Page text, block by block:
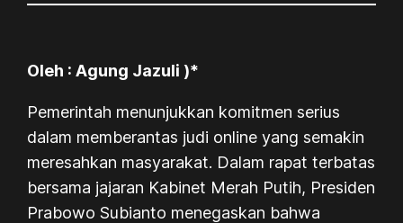
Oleh : Agung Jazuli )*
Pemerintah menunjukkan komitmen serius
dalam memberantas judi online yang semakin
meresahkan masyarakat. Dalam rapat terbatas
bersama jajaran Kabinet Merah Putih, Presiden
Prabowo Subianto menegaskan bahwa